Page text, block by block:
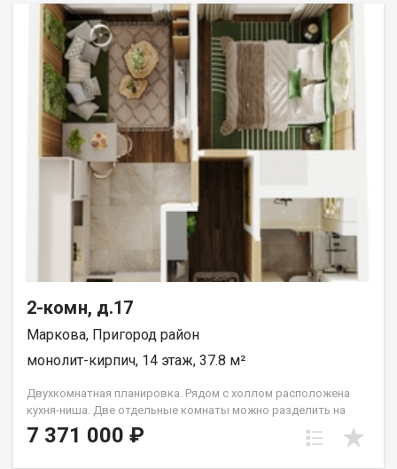
2-комн, д.17
Маркова, Пригород район
монолит-кирпич, 14 этаж, 37.8 м²
Двухкомнатная планировка. Рядом с холлом расположена
кухня-ниша. Две отдельные комнаты можно разделить на
спальню родителей и детскую или семейную комнату и
гостиную. Пространство пластично и позволяет создать
7 371 000 ₽